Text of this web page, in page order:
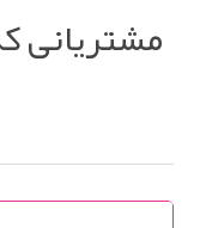
مشتریانی